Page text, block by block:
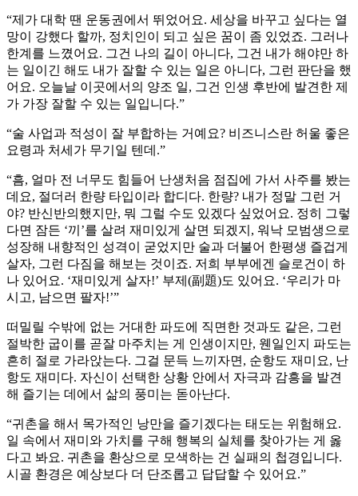
“제가 대학 땐 운동권에서 뛰었어요. 세상을 바꾸고 싶다는 열
망이 강했다 할까, 정치인이 되고 싶은 꿈이 좀 있었죠. 그러나
한계를 느꼈어요. 그건 나의 길이 아니다, 그건 내가 해야만 하
는 일이긴 해도 내가 잘할 수 있는 일은 아니다, 그런 판단을 했
어요. 오늘날 이곳에서의 양조 일, 그건 인생 후반에 발견한 제
가 가장 잘할 수 있는 일입니다.”
“술 사업과 적성이 잘 부합하는 거예요? 비즈니스란 허울 좋은
요령과 처세가 무기일 텐데.”
“흠, 얼마 전 너무도 힘들어 난생처음 점집에 가서 사주를 봤는
데요, 절더러 한량 타입이라 합디다. 한량? 내가 정말 그런 거
야? 반신반의했지만, 뭐 그럴 수도 있겠다 싶었어요. 정히 그렇
다면 잠든 ‘끼’를 살려 재미있게 살면 되겠지, 워낙 모범생으로
성장해 내향적인 성격이 굳었지만 술과 더불어 한평생 즐겁게
살자, 그런 다짐을 해보는 것이죠. 저희 부부에겐 슬로건이 하
나 있어요. ‘재미있게 살자!’ 부제(副題)도 있어요. ‘우리가 마
시고, 남으면 팔자!’”
떠밀릴 수밖에 없는 거대한 파도에 직면한 것과도 같은, 그런
절박한 굽이를 곧잘 마주치는 게 인생이지만, 웬일인지 파도는
흔히 절로 가라앉는다. 그걸 문득 느끼자면, 순항도 재미요, 난
항도 재미다. 자신이 선택한 상황 안에서 자극과 감흥을 발견
해 즐기는 데에서 삶의 풍미는 돋아난다.
“귀촌을 해서 목가적인 낭만을 즐기겠다는 태도는 위험해요.
일 속에서 재미와 가치를 구해 행복의 실체를 찾아가는 게 옳
다고 봐요. 귀촌을 환상으로 모색하는 건 실패의 첩경입니다.
시골 환경은 예상보다 더 단조롭고 답답할 수 있어요.”